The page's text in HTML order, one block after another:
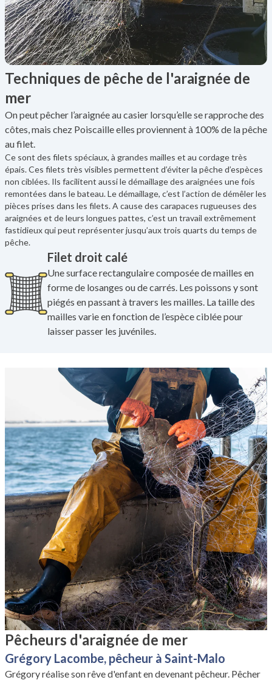
Techniques de pêche de l'araignée de
mer
On peut pêcher l’araignée au casier lorsqu’elle se rapproche des
côtes, mais chez Poiscaille elles proviennent à 100% de la pêche
au filet.
Ce sont des filets spéciaux, à grandes mailles et au cordage très
épais. Ces filets très visibles permettent d’éviter la pêche d’espèces
non ciblées. Ils facilitent aussi le démaillage des araignées une fois
remontées dans le bateau. Le démaillage, c’est l’action de démêler les
pièces prises dans les filets. A cause des carapaces rugueuses des
araignées et de leurs longues pattes, c’est un travail extrêmement
fastidieux qui peut représenter jusqu’aux trois quarts du temps de
pêche.
Filet droit calé
Une surface rectangulaire composée de mailles en
forme de losanges ou de carrés. Les poissons y sont
piégés en passant à travers les mailles. La taille des
mailles varie en fonction de l’espèce ciblée pour
laisser passer les juvéniles.
Pêcheurs d'araignée de mer
Grégory Lacombe, pêcheur à Saint-Malo
Grégory réalise son rêve d'enfant en devenant pêcheur. Pêcher